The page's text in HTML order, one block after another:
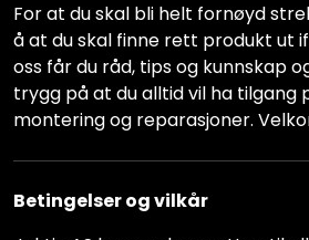
For at du skal bli helt fornøyd
å at du skal finne rett produkt ut
oss får du råd, tips og kunnskap
trygg på at du alltid vil ha tilgang
montering og reparasjoner.
Betingelser og vilkår